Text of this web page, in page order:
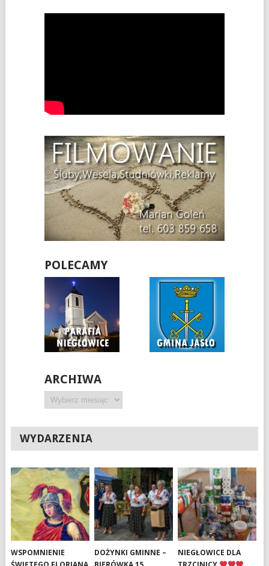
POLECAMY
ARCHIWA
Archiwa
WYDARZENIA
WSPOMNIENIE
DOŻYNKI GMINNE –
NIEGŁOWICE DLA